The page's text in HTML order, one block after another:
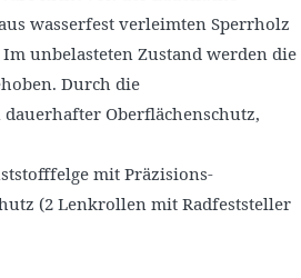
wasserfest verleimten Sperrholz
unbelasteten Zustand werden die
Durch die
Oberflächenschutz,
mit Präzisions-
(2 Lenkrollen mit Radfeststeller